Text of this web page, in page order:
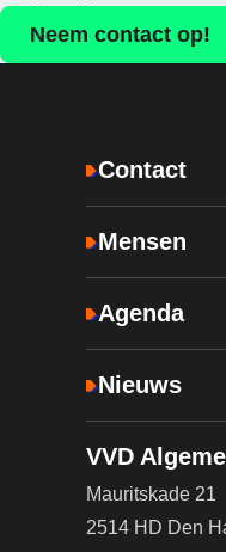
Neem contact op!
Contact
Mensen
Agenda
Nieuws
VVD
Mauritskade 21
2514 HD Den